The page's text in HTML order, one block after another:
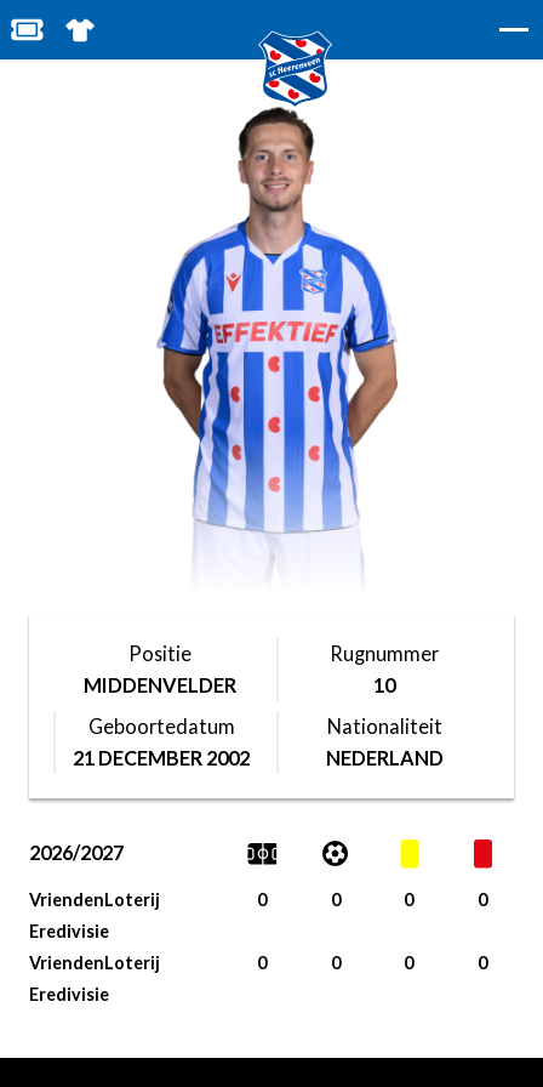
BESTEL JOUW TICKETS
SHOP IN DE FEANSTORE
Positie
MIDDENVELDER
Rugnummer
10
Geboortedatum
21 DECEMBER 2002
Nationaliteit
NEDERLAND
2026/2027
VriendenLoterij
Eredivisie
0 0 0 0
VriendenLoterij
Eredivisie
0 0 0 0